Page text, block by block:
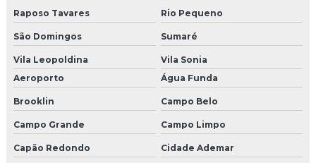
Manutenção preventiva de elevador em são paulo
Manutenção e reforma de elevadores
Modernização de cabines de elevadores
Raposo Tavares Rio Pequeno
São Domingos Sumaré
Vila Leopoldina
Vila Sonia
Aeroporto
Água Funda
Brooklin Campo Belo
Campo Grande Campo Limpo
Capão Redondo Cidade Ademar